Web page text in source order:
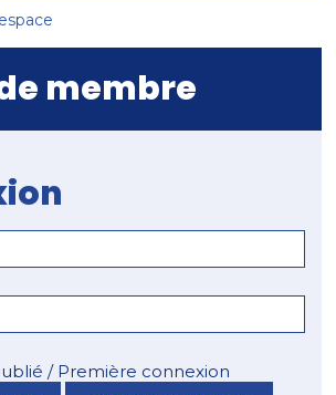
membre
/ Première connexion